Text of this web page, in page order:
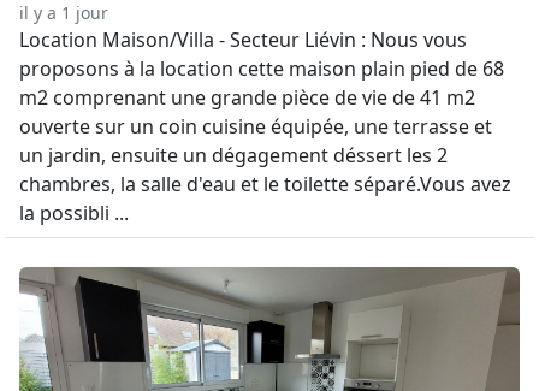
il y a 1 jour
Location Maison/Villa - Secteur Liévin : Nous vous
proposons à la location cette maison plain pied de 68
m2 comprenant une grande pièce de vie de 41 m2
ouverte sur un coin cuisine équipée, une terrasse et
un jardin, ensuite un dégagement déssert les 2
chambres, la salle d'eau et le toilette séparé.Vous avez
la possibli ...